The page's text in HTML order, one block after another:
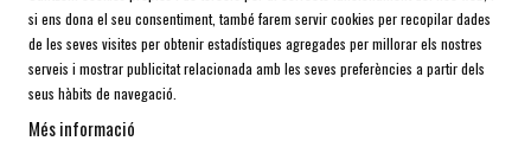
AVÍS LEGAL I POLÍTICA DE PRIVACITAT
si ens dona el seu consentiment, també farem servir cookies per recopilar dades
de les seves visites per obtenir estadístiques agregades per millorar els nostres
serveis i mostrar publicitat relacionada amb les seves preferències a partir dels
seus hàbits de navegació.
Més informació